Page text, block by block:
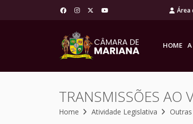
Área
HOME
TRANSMISSÕES AO
Home Atividade Legislativa